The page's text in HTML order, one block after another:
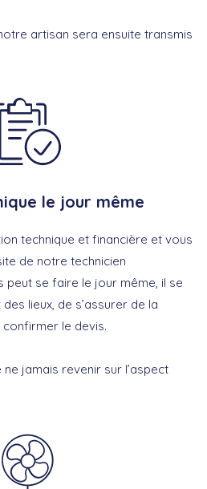
artisan sera ensuite transmis
le jour même
technique et financière et vous
de notre technicien
peut se faire le jour même, il se
lieux, de s’assurer de la
le devis.
jamais revenir sur l’aspect